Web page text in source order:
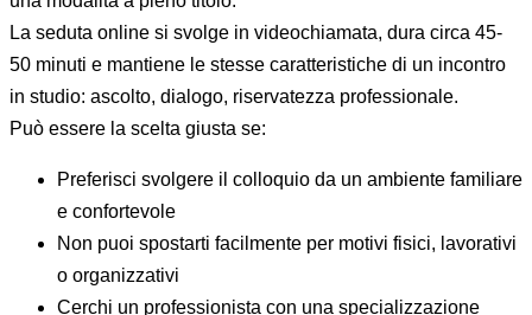
La seduta online si svolge in videochiamata, dura circa 45-
50 minuti e mantiene le stesse caratteristiche di un incontro
in studio: ascolto, dialogo, riservatezza professionale.
Può essere la scelta giusta se:
Preferisci svolgere il colloquio da un ambiente familiare
e confortevole
Non puoi spostarti facilmente per motivi fisici, lavorativi
o organizzativi
Cerchi un professionista con una specializzazione